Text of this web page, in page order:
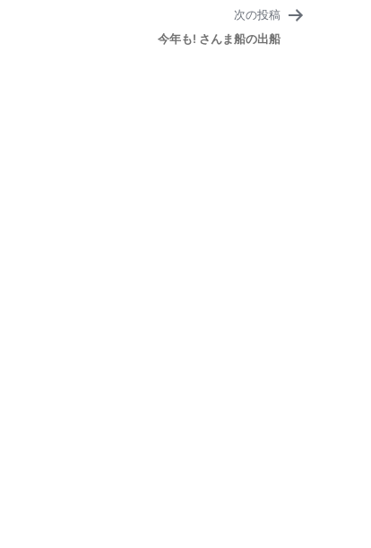
次の投稿
今年も! さんま船の出船